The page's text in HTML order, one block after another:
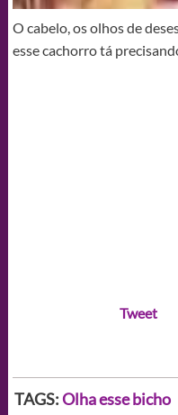
O cabelo, os olhos de
esse cachorro tá
Tweet
TAGS:Olha esse bicho